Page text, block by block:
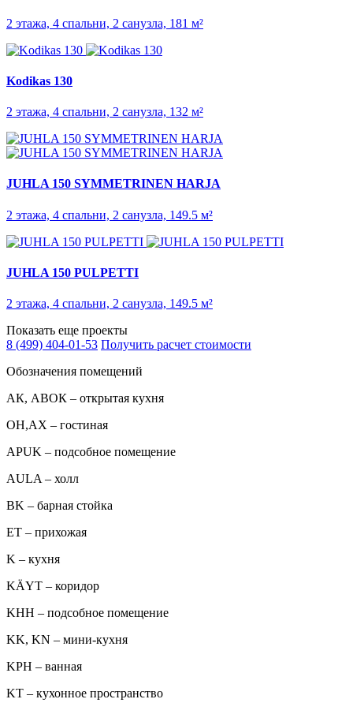
2 этажа, 4 спальни, 2 санузла, 181 м²
Kodikas 130
2 этажа, 4 спальни, 2 санузла, 132 м²
JUHLA 150 SYMMET­RINEN HARJA
2 этажа, 4 спальни, 2 санузла, 149.5 м²
JUHLA 150 PULPETTI
2 этажа, 4 спальни, 2 санузла, 149.5 м²
Показать еще проекты
8 (499) 404-01-53 Получить расчет стоимости
Обозначения помещений
АК, АВОК – открытая кухня
ОН,AX – гостиная
APUK – подсобное помещение
AULA – холл
BK – барная стойка
ET – прихожая
K – кухня
KÄYT – коридор
KHH – подсобное помещение
KK, KN – мини-кухня
KPH – ванная
KT – кухонное пространство